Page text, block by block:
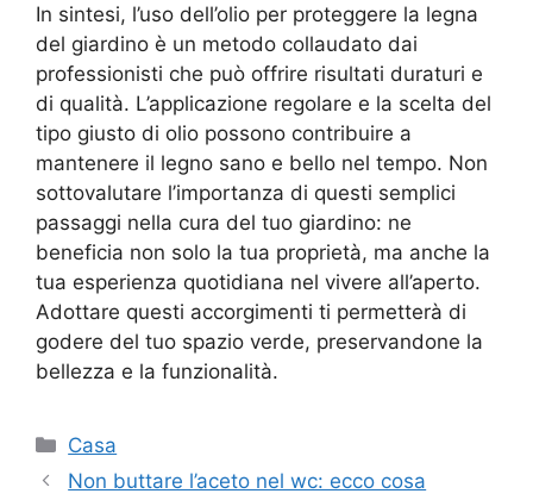
In sintesi, l’uso dell’olio per proteggere la legna
del giardino è un metodo collaudato dai
professionisti che può offrire risultati duraturi e
di qualità. L’applicazione regolare e la scelta del
tipo giusto di olio possono contribuire a
mantenere il legno sano e bello nel tempo. Non
sottovalutare l’importanza di questi semplici
passaggi nella cura del tuo giardino: ne
beneficia non solo la tua proprietà, ma anche la
tua esperienza quotidiana nel vivere all’aperto.
Adottare questi accorgimenti ti permetterà di
godere del tuo spazio verde, preservandone la
bellezza e la funzionalità.
Categorie
Casa
Non buttare l’aceto nel wc: ecco cosa